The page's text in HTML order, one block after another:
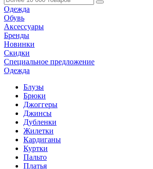
Одежда
Обувь
Аксессуары
Бренды
Новинки
Скидки
Специальное предложение
Одежда
Блузы
Брюки
Джоггеры
Джинсы
Дубленки
Жилетки
Кардиганы
Куртки
Пальто
Платья